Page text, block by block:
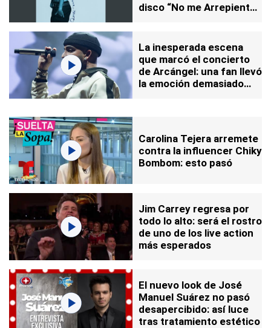
disco “No me Arrepiento
La inesperada escena
que marcó el concierto
de Arcángel: una fan llevó
la emoción demasiado
Carolina Tejera arremete
contra la influencer Chiky
Bombom: esto pasó
Jim Carrey regresa por
todo lo alto: será el rostro
de uno de los live action
más esperados
El nuevo look de José
Manuel Suárez no pasó
desapercibido: así luce
tras tratamiento estético